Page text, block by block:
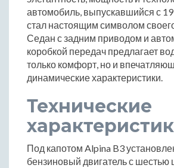
автомобиль, выпускавшийся с
стал настоящим символом
Седан с задним приводом и
коробкой передач предлагает
только комфорт, но и
динамические характеристики.
Технические
Под капотом Alpina B3
бензиновый двигатель с шестью